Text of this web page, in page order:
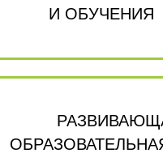
И ОБУЧЕНИЯ